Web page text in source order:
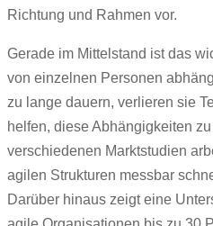
Richtung und Rahmen vor.
Gerade im Mittelstand ist das
von einzelnen Personen
zu lange dauern, verlieren sie
helfen, diese Abhängigkeiten
verschiedenen Marktstudien
agilen Strukturen messbar
Darüber hinaus zeigt eine